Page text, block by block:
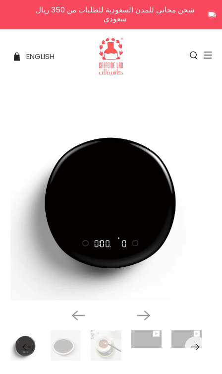
شحن مجاني للمدن السعودية للطلبات من 350 ريال
سعودي
ENGLISH